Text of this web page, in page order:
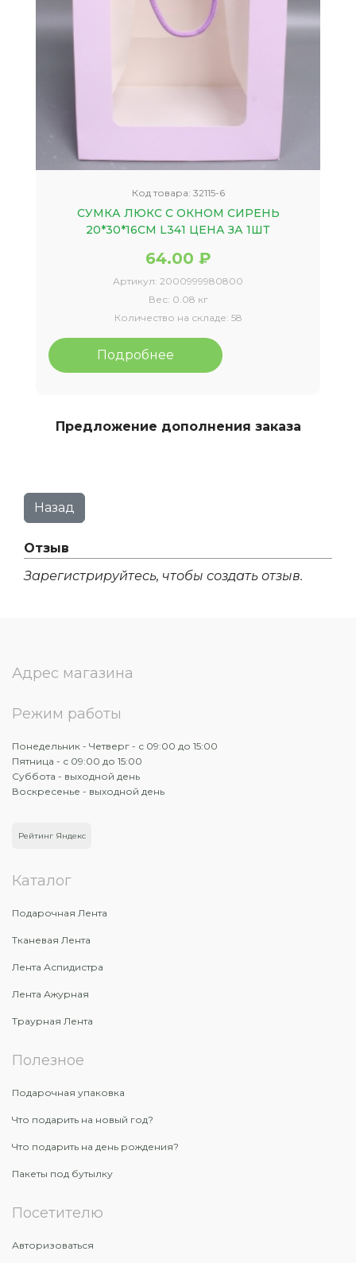
Код товара: 32115-6
СУМКА ЛЮКС С ОКНОМ СИРЕНЬ
20*30*16СМ L341 ЦЕНА ЗА 1ШТ
64.00 ₽
Артикул: 2000999980800
Вес: 0.08 кг
Количество на складе: 58
Подробнее
Предложение дополнения заказа
Отзыв
Зарегистрируйтесь, чтобы создать отзыв.
Адрес магазина
Режим работы
Понедельник - Четверг - с 09:00 до 15:00
Пятница - с 09:00 до 15:00
Суббота - выходной день
Воскресенье - выходной день
Рейтинг Яндекс
Каталог
Подарочная Лента
Тканевая Лента
Лента Аспидистра
Лента Ажурная
Траурная Лента
Полезное
Подарочная упаковка
Что подарить на новый год?
Что подарить на день рождения?
Пакеты под бутылку
Посетителю
Авторизоваться